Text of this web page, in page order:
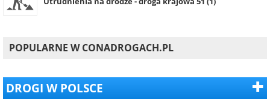
POPULARNE W CONADROGACH.PL
DROGI W POLSCE